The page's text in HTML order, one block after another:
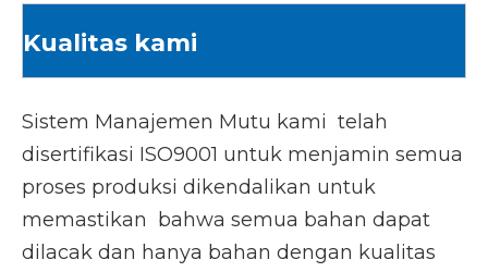
Kualitas kami
Sistem Manajemen Mutu kami telah
disertifikasi ISO9001 untuk menjamin semua
proses produksi dikendalikan untuk
memastikan bahwa semua bahan dapat
dilacak dan hanya bahan dengan kualitas